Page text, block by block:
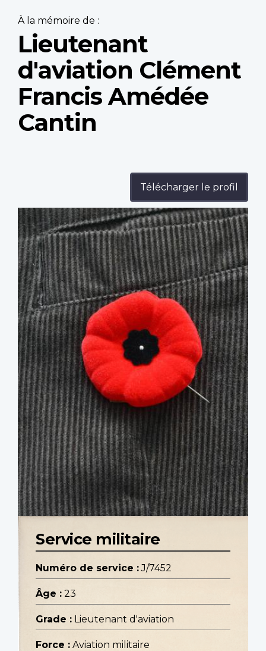
À la mémoire de :
Lieutenant
d'aviation Clément
Francis Amédée
Cantin
Télécharger le profil
Profile
image
Service militaire
Numéro de service : J/7452
Âge : 23
Grade : Lieutenant d'aviation
Force : Aviation militaire